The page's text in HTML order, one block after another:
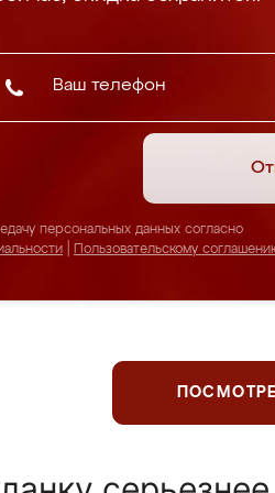
персональных данных согласно
Пользовательскому